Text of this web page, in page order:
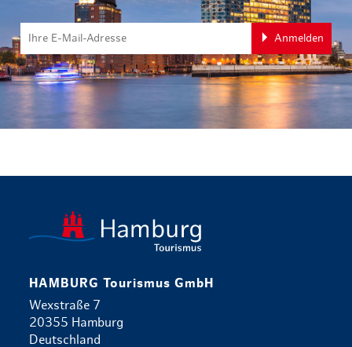
Anmelden
HAMBURG Tourismus GmbH
Wexstraße 7
20355 Hamburg
Deutschland